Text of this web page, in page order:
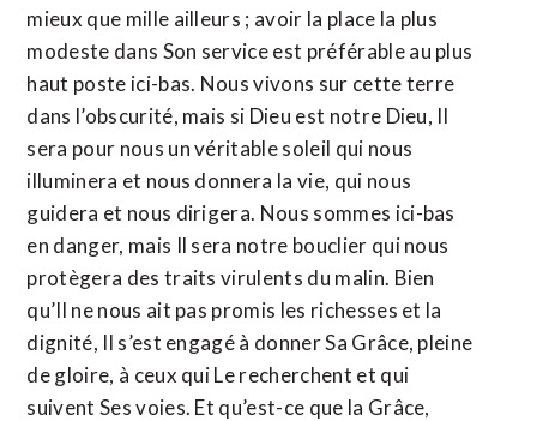
mieux que mille ailleurs ; avoir la place la plus
modeste dans Son service est préférable au plus
haut poste ici-bas. Nous vivons sur cette terre
dans l’obscurité, mais si Dieu est notre Dieu, Il
sera pour nous un véritable soleil qui nous
illuminera et nous donnera la vie, qui nous
guidera et nous dirigera. Nous sommes ici-bas
en danger, mais Il sera notre bouclier qui nous
protègera des traits virulents du malin. Bien
qu’Il ne nous ait pas promis les richesses et la
dignité, Il s’est engagé à donner Sa Grâce, pleine
de gloire, à ceux qui Le recherchent et qui
suivent Ses voies. Et qu’est-ce que la Grâce,